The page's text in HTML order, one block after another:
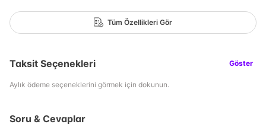
Tüm Özellikleri Gör
Taksit Seçenekleri Göster
Aylık ödeme seçeneklerini görmek için dokunun.
Soru & Cevaplar